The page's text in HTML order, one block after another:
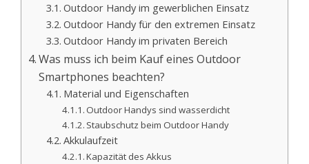
Outdoor Handy im gewerblichen Einsatz
Outdoor Handy für den extremen Einsatz
Outdoor Handy im privaten Bereich
Was muss ich beim Kauf eines Outdoor
Smartphones beachten?
Material und Eigenschaften
Outdoor Handys sind wasserdicht
Staubschutz beim Outdoor Handy
Akkulaufzeit
Kapazität des Akkus